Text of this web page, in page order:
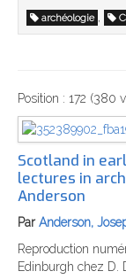
archéologie ,
Position : 172 (380
Scotland in
lectures in
Anderson
ParAnderson,
Reproduction
Edinburgh chez D.